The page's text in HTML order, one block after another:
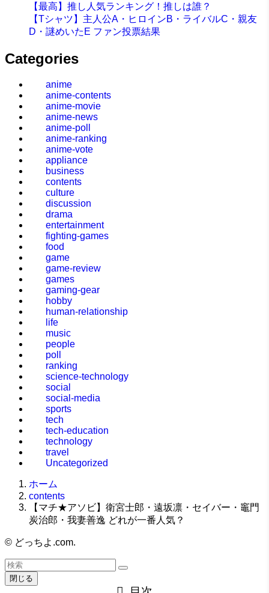
【最高】推し人気ランキング！推しは誰？
【Tシャツ】主人公A・ヒロインB・ライバルC・親友
D・謎めいたE ファン投票結果
Categories
anime
anime-contents
anime-movie
anime-news
anime-poll
anime-ranking
anime-vote
appliance
business
contents
culture
discussion
drama
entertainment
fighting-games
food
game
game-review
games
gaming-gear
hobby
human-relationship
life
music
people
poll
ranking
science-technology
social
social-media
sports
tech
tech-education
technology
travel
Uncategorized
ホーム
contents
【マチ★アソビ】衛宮士郎・遠坂凛・セイバー・竈門
炭治郎・我妻善逸 どれが一番人気？
© どっちよ.com.
閉じる